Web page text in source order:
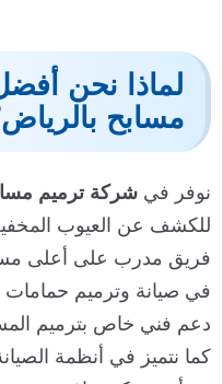
لماذا نحن
مسابح
نوفر في شركة ترميم
للكشف عن العيوب
فريق مدرب على أعلى
في صيانة وترميم حمامات
دعم فني خاص بترميم
كما نتميز في أنظمة الصيانة